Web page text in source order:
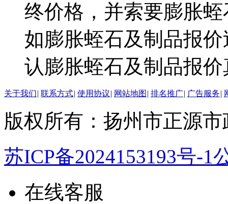
终价格，并索要膨胀
如膨胀蛭石及制品报
认膨胀蛭石及制品报
关于我们| 联系方式| 使用协议| 网站地图 | 排名推广| 广告服务|
版权所有：扬州市正源
苏ICP备2024153193号-1
在线客服